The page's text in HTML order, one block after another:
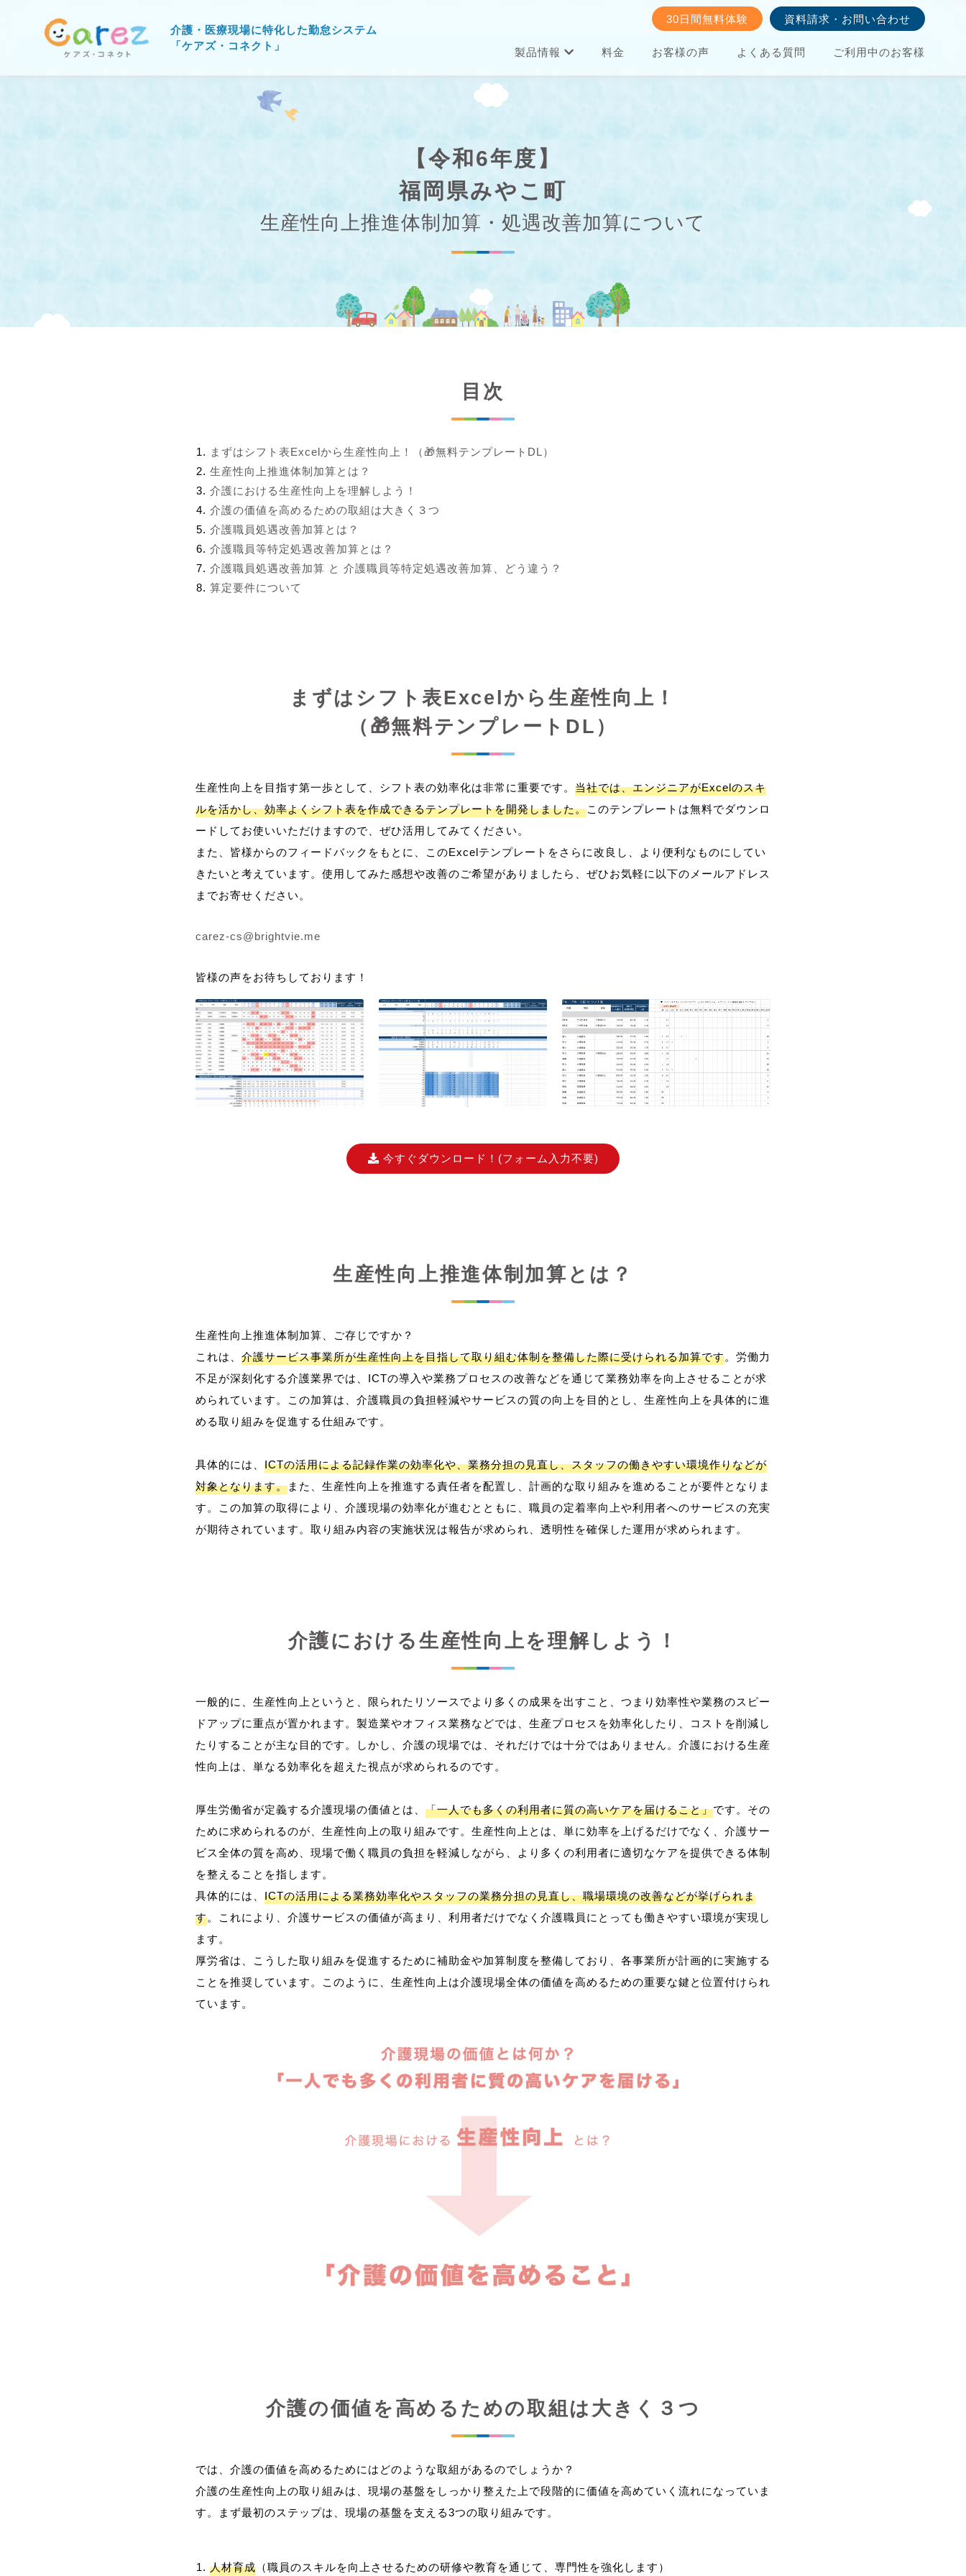
介護・医療現場に特化した勤怠システム
「ケアズ・コネクト」
製品情報 料金 お客様の声 よくある質問 ご利用中のお客様
30日間無料体験 資料請求・お問い合わせ
【令和6年度】
福岡県みやこ町
生産性向上推進体制加算・処遇改善加算について
目次
まずはシフト表Excelから生産性向上！（🎁無料テンプレートDL）
生産性向上推進体制加算とは？
介護における生産性向上を理解しよう！
介護の価値を高めるための取組は大きく３つ
介護職員処遇改善加算とは？
介護職員等特定処遇改善加算とは？
介護職員処遇改善加算 と 介護職員等特定処遇改善加算、どう違う？
算定要件について
まずはシフト表Excelから生産性向上！
（🎁無料テンプレートDL）
生産性向上を目指す第一歩として、シフト表の効率化は非常に重要です。 当社では、エンジニアがExcelのスキ
ルを活かし、効率よくシフト表を作成できるテンプレートを開発しました。このテンプレートは無料でダウンロ
ードしてお使いいただけますので、ぜひ活用してみてください。
また、皆様からのフィードバックをもとに、このExcelテンプレートをさらに改良し、より便利なものにしてい
きたいと考えています。使用してみた感想や改善のご希望がありましたら、ぜひお気軽に以下のメールアドレス
までお寄せください。
carez-cs@brightvie.me
皆様の声をお待ちしております！
今すぐダウンロード！ (フォーム入力不要)
生産性向上推進体制加算とは？
生産性向上推進体制加算、ご存じですか？
これは、 介護サービス事業所が生産性向上を目指して取り組む体制を整備した際に受けられる加算です。労働力
不足が深刻化する介護業界では、ICTの導入や業務プロセスの改善などを通じて業務効率を向上させることが求
められています。この加算は、介護職員の負担軽減やサービスの質の向上を目的とし、生産性向上を具体的に進
める取り組みを促進する仕組みです。
具体的には、 ICTの活用による記録作業の効率化や、業務分担の見直し、スタッフの働きやすい環境作りなどが
対象となります。また、生産性向上を推進する責任者を配置し、計画的な取り組みを進めることが要件となりま
す。この加算の取得により、介護現場の効率化が進むとともに、職員の定着率向上や利用者へのサービスの充実
介護における生産性向上を理解しよう！
一般的に、生産性向上というと、限られたリソースでより多くの成果を出すこと、つまり効率性や業務のスピー
ドアップに重点が置かれます。製造業やオフィス業務などでは、生産プロセスを効率化したり、コストを削減し
たりすることが主な目的です。しかし、介護の現場では、それだけでは十分ではありません。介護における生産
性向上は、単なる効率化を超えた視点が求められるのです。
厚生労働省が定義する介護現場の価値とは、 「一人でも多くの利用者に質の高いケアを届けること」です。その
ために求められるのが、生産性向上の取り組みです。生産性向上とは、単に効率を上げるだけでなく、介護サー
ビス全体の質を高め、現場で働く職員の負担を軽減しながら、より多くの利用者に適切なケアを提供できる体制
を整えることを指します。
具体的には、 ICTの活用による業務効率化やスタッフの業務分担の見直し、職場環境の改善などが挙げられま
す。これにより、介護サービスの価値が高まり、利用者だけでなく介護職員にとっても働きやすい環境が実現し
ます。
厚労省は、こうした取り組みを促進するために補助金や加算制度を整備しており、各事業所が計画的に実施する
ことを推奨しています。このように、生産性向上は介護現場全体の価値を高めるための重要な鍵と位置付けられ
介護の価値を高めるための取組は大きく３つ
では、介護の価値を高めるためにはどのような取組があるのでしょうか？
介護の生産性向上の取り組みは、現場の基盤をしっかり整えた上で段階的に価値を高めていく流れになっていま
人材育成 （職員のスキルを向上させるための研修や教育を通じて、専門性を強化します）